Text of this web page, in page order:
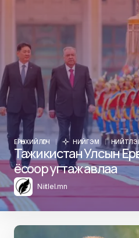
ЕРӨНХИЙЛӨГЧ НИЙГЭМ
Тажикистан Улсын
ёсоор угтаж авлаа
Niitlel.mn